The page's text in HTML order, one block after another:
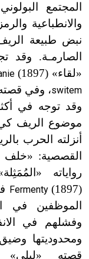
المجتمع
والانطباعية
نبض طبيعة الريف
الصارمـة. وقد
«لقاء» (1897)
switem، وفي قصته
وقد توجه في
موضوع الريف كي
أنزلته الحرب
القصصية: «خلف
رواياته
(1897)
Fermenty
الموظفين في
وفشلهم في
ومحدوديتها
قصته «ليلي»